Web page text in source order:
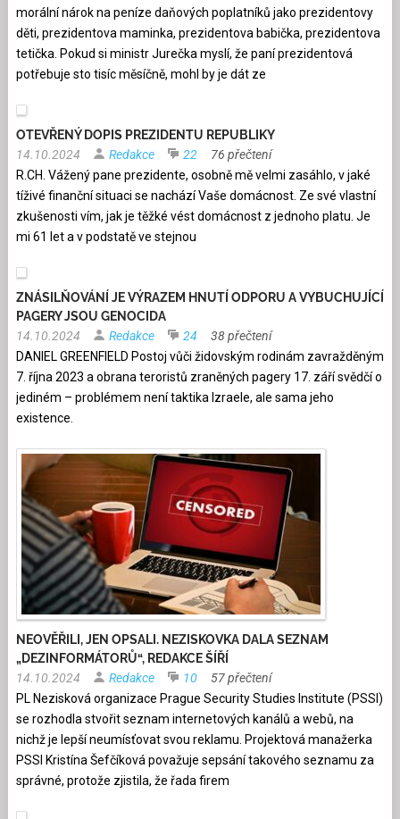
morální nárok na peníze daňových poplatníků jako prezidentovy
děti, prezidentova maminka, prezidentova babička, prezidentova
tetička. Pokud si ministr Jurečka myslí, že paní prezidentová
potřebuje sto tisíc měsíčně, mohl by je dát ze
OTEVŘENÝ DOPIS PREZIDENTU REPUBLIKY
14.10.2024
Redakce 22
76 přečtení
R.CH. Vážený pane prezidente, osobně mě velmi zasáhlo, v jaké
tíživé finanční situaci se nachází Vaše domácnost. Ze své vlastní
zkušenosti vím, jak je těžké vést domácnost z jednoho platu. Je
mi 61 let a v podstatě ve stejnou
ZNÁSILŇOVÁNÍ JE VÝRAZEM HNUTÍ ODPORU A VYBUCHUJÍCÍ
PAGERY JSOU GENOCIDA
14.10.2024
Redakce 24
38 přečtení
DANIEL GREENFIELD Postoj vůči židovským rodinám zavražděným
7. října 2023 a obrana teroristů zraněných pagery 17. září svědčí o
jediném – problémem není taktika Izraele, ale sama jeho
existence.
NEOVĚŘILI, JEN OPSALI. NEZISKOVKA DALA SEZNAM
„DEZINFORMÁTORŮ“, REDAKCE ŠÍŘÍ
14.10.2024
Redakce 10
57 přečtení
PL Nezisková organizace Prague Security Studies Institute (PSSI)
se rozhodla stvořit seznam internetových kanálů a webů, na
nichž je lepší neumísťovat svou reklamu. Projektová manažerka
PSSI Kristína Šefčíková považuje sepsání takového seznamu za
správné, protože zjistila, že řada firem